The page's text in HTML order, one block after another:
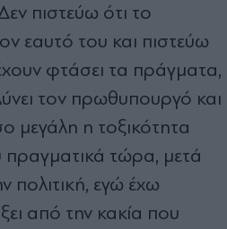
πιστεύω ότι το
εαυτό του και πιστεύω
φτάσει τα πράγματα,
τον πρωθυπουργό και
μεγάλη η τοξικότητα
πραγματικά τώρα, μετά
πολιτική, εγώ έχω
από την κακία που